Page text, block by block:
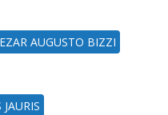
AUGUSTO BIZZI